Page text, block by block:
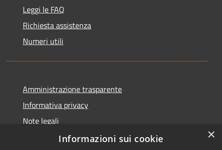
Leggi le FAQ
Richiesta assistenza
Numeri utili
Amministrazione trasparente
Informativa privacy
Note legali
Dichiarazione di accessibilità
×
Informazioni sui cookie